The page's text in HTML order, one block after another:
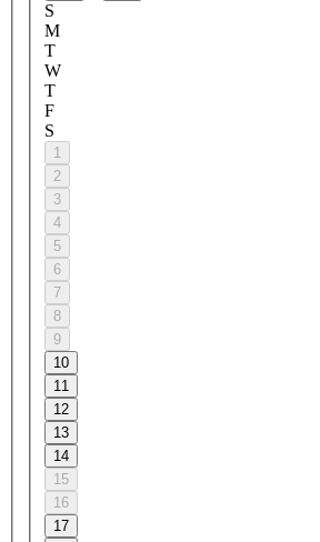
S
M
T
W
T
F
S
1
2
3
4
5
6
7
8
9
10
11
12
13
14
15
16
17